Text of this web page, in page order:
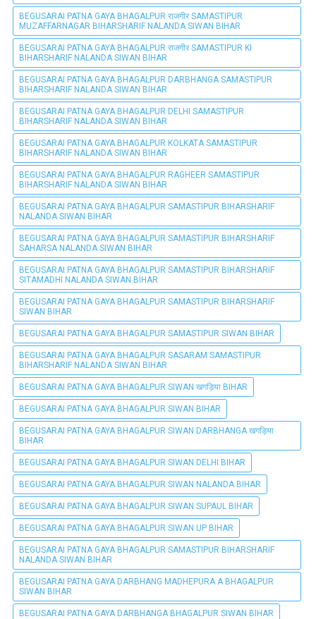
BEGUSARAI PATNA GAYA BHAGALPUR राजगीर SAMASTIPUR
MUZAFFARNAGAR BIHARSHARIF NALANDA SIWAN BIHAR
BEGUSARAI PATNA GAYA BHAGALPUR राजगीर SAMASTIPUR KI
BIHARSHARIF NALANDA SIWAN BIHAR
BEGUSARAI PATNA GAYA BHAGALPUR DARBHANGA SAMASTIPUR
BIHARSHARIF NALANDA SIWAN BIHAR
BEGUSARAI PATNA GAYA BHAGALPUR DELHI SAMASTIPUR
BIHARSHARIF NALANDA SIWAN BIHAR
BEGUSARAI PATNA GAYA BHAGALPUR KOLKATA SAMASTIPUR
BIHARSHARIF NALANDA SIWAN BIHAR
BEGUSARAI PATNA GAYA BHAGALPUR RAGHEER SAMASTIPUR
BIHARSHARIF NALANDA SIWAN BIHAR
BEGUSARAI PATNA GAYA BHAGALPUR SAMASTIPUR BIHARSHARIF
NALANDA SIWAN BIHAR
BEGUSARAI PATNA GAYA BHAGALPUR SAMASTIPUR BIHARSHARIF
SAHARSA NALANDA SIWAN BIHAR
BEGUSARAI PATNA GAYA BHAGALPUR SAMASTIPUR BIHARSHARIF
SITAMADHI NALANDA SIWAN BIHAR
BEGUSARAI PATNA GAYA BHAGALPUR SAMASTIPUR BIHARSHARIF
SIWAN BIHAR
BEGUSARAI PATNA GAYA BHAGALPUR SAMASTIPUR SIWAN BIHAR
BEGUSARAI PATNA GAYA BHAGALPUR SASARAM SAMASTIPUR
BIHARSHARIF NALANDA SIWAN BIHAR
BEGUSARAI PATNA GAYA BHAGALPUR SIWAN खगड़िया BIHAR
BEGUSARAI PATNA GAYA BHAGALPUR SIWAN BIHAR
BEGUSARAI PATNA GAYA BHAGALPUR SIWAN DARBHANGA खगड़िया
BIHAR
BEGUSARAI PATNA GAYA BHAGALPUR SIWAN DELHI BIHAR
BEGUSARAI PATNA GAYA BHAGALPUR SIWAN NALANDA BIHAR
BEGUSARAI PATNA GAYA BHAGALPUR SIWAN SUPAUL BIHAR
BEGUSARAI PATNA GAYA BHAGALPUR SIWAN UP BIHAR
BEGUSARAI PATNA GAYA BHAGALPUR SAMASTIPUR BIHARSHARIF
NALANDA SIWAN BIHAR
BEGUSARAI PATNA GAYA DARBHANG MADHEPURA A BHAGALPUR
SIWAN BIHAR
BEGUSARAI PATNA GAYA DARBHANGA BHAGALPUR SIWAN BIHAR